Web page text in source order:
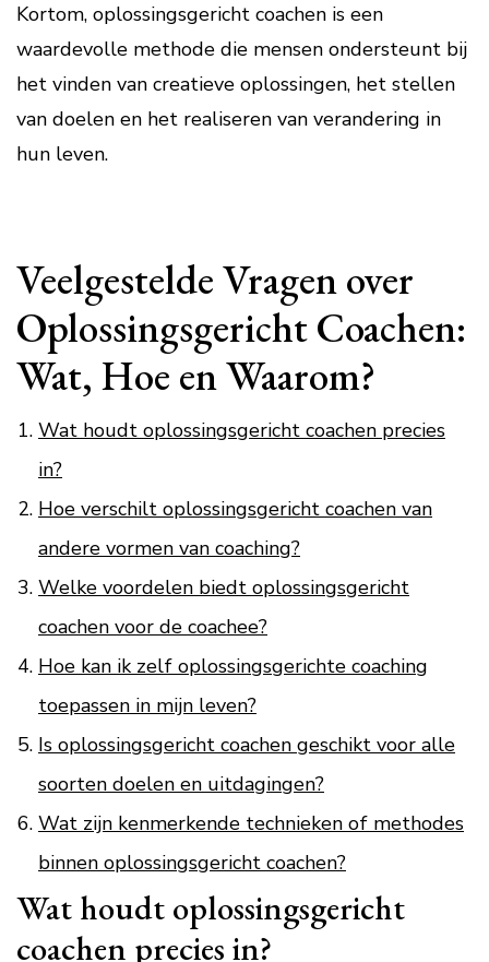
Kortom, oplossingsgericht coachen is een
waardevolle methode die mensen ondersteunt bij
het vinden van creatieve oplossingen, het stellen
van doelen en het realiseren van verandering in
hun leven.
Veelgestelde Vragen over
Oplossingsgericht Coachen:
Wat, Hoe en Waarom?
Wat houdt oplossingsgericht coachen precies
in?
Hoe verschilt oplossingsgericht coachen van
andere vormen van coaching?
Welke voordelen biedt oplossingsgericht
coachen voor de coachee?
Hoe kan ik zelf oplossingsgerichte coaching
toepassen in mijn leven?
Is oplossingsgericht coachen geschikt voor alle
soorten doelen en uitdagingen?
Wat zijn kenmerkende technieken of methodes
binnen oplossingsgericht coachen?
Wat houdt oplossingsgericht
coachen precies in?